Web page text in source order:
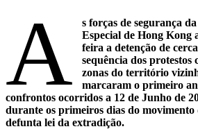
A
s forças de segurança
Especial de Hong Kong
feira a detenção de
sequência dos protestos
zonas do território
marcaram o primeiro
confrontos ocorridos a 12 de Junho de
durante os primeiros dias do movimento
defunta lei da extradição.